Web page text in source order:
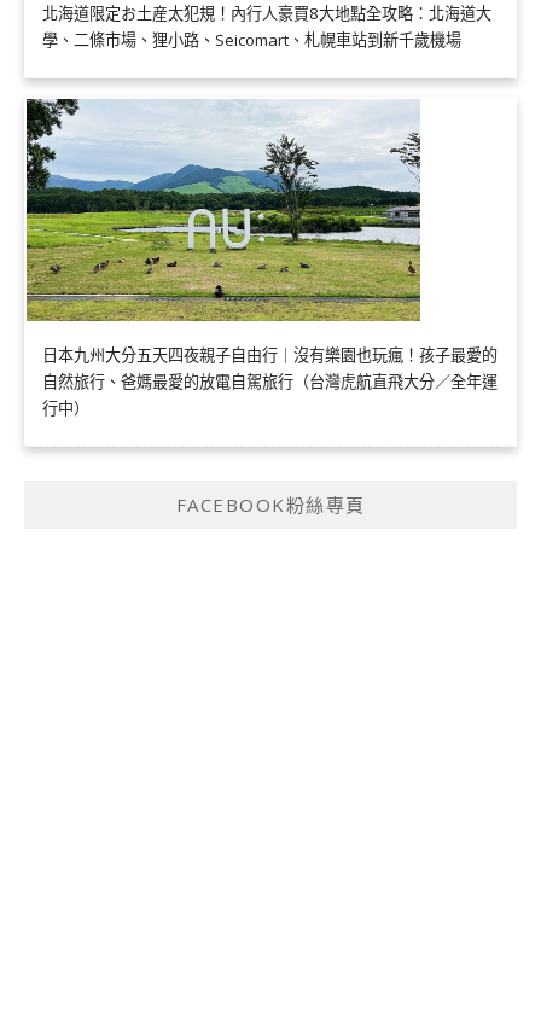
北海道限定お土産太犯規！內行人豪買8大地點全攻略：北海道大
學、二條市場、狸小路、Seicomart、札幌車站到新千歲機場
日本九州大分五天四夜親子自由行｜沒有樂園也玩瘋！孩子最愛的
自然旅行、爸媽最愛的放電自駕旅行（台灣虎航直飛大分／全年運
行中）
FACEBOOK粉絲專頁